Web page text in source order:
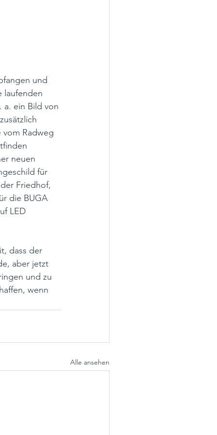
und
laufenden
a. ein Bild von
vom Radweg
neuen
für
Friedhof,
die BUGA
LED
dass der
aber jetzt
und zu
wenn
Alle ansehen